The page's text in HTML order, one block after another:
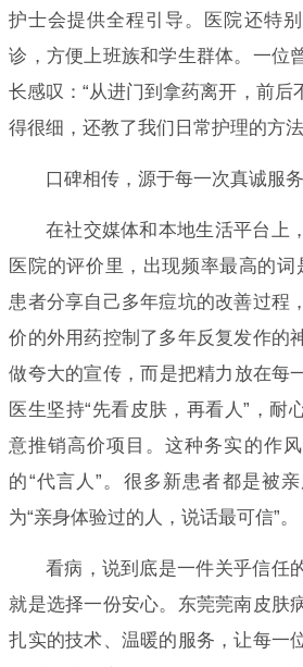
护士会提供全程引导。医院还特
诊，方便上班族和学生群体。一位
长感叹：“从进门到拿药离开，前后
得很细，还教了我们日常护理的方
口碑相传，源于每一次真诚服务
在社交媒体和本地生活平台上
医院的评价里，出现频率最高的词
患者分享自己多年痘坑的改善过程
价的外用药控制了多年反复发作的
做夸大的宣传，而是把精力放在
医生坚持“先看皮肤，再看人”，耐
意推销高价项目。这种务实的作
的“代言人”。很多新患者都是被
为“亲身体验过的人，说话最可信”。
看病，说到底是一件关乎信任
就是选择一份安心。东莞莞南皮肤
扎实的技术、温暖的服务，让每一